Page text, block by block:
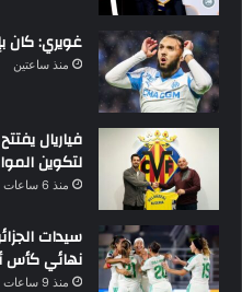
غويري: كان
منذ ساعتين
فياريال
لتكوين
منذ 6 ساعات
سيدات
نهائي كأس
منذ 9 ساعات